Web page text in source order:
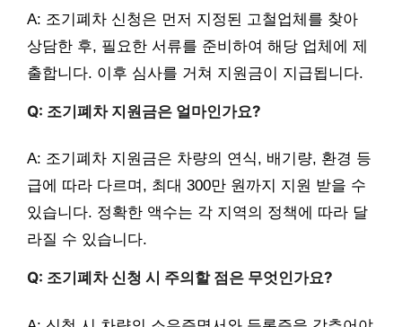
A: 조기폐차 신청은 먼저 지정된 고철업체를 찾아
상담한 후, 필요한 서류를 준비하여 해당 업체에 제
출합니다. 이후 심사를 거쳐 지원금이 지급됩니다.
Q: 조기폐차 지원금은 얼마인가요?
A: 조기폐차 지원금은 차량의 연식, 배기량, 환경 등
급에 따라 다르며, 최대 300만 원까지 지원 받을 수
있습니다. 정확한 액수는 각 지역의 정책에 따라 달
라질 수 있습니다.
Q: 조기폐차 신청 시 주의할 점은 무엇인가요?